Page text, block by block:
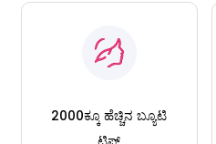
2000ಕ್ಕೂ ಹೆಚ್ಚಿನ ಬ್ಯೂಟಿ